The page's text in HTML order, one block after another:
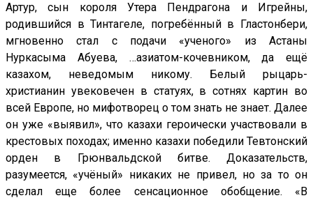
Артур, сын короля Утера Пендрагона и Игрейны,
родившийся в Тинтагеле, погребённый в Гластонбери,
мгновенно стал с подачи «ученого» из Астаны
Нуркасыма Абуева, …азиатом-кочевником, да ещё
казахом, неведомым никому. Белый рыцарь-
христианин увековечен в статуях, в сотнях картин во
всей Европе, но мифотворец о том знать не знает. Далее
он уже «выявил», что казахи героически участвовали в
крестовых походах; именно казахи победили Тевтонский
орден в Грюнвальдской битве. Доказательств,
разумеется, «учёный» никаких не привел, но за то он
сделал еще более сенсационное обобщение. «В